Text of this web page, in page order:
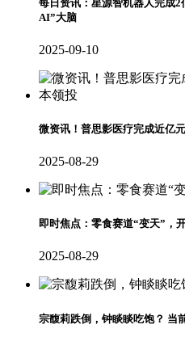
每日资讯：星源智机器人完成
AI”大脑
2025-09-10
微资讯！普思影医疗完成近亿
2025-08-29
即时焦点：零食赛道“变天”，
2025-08-29
宗馥莉跌倒，钟睒睒吃饱？ 当